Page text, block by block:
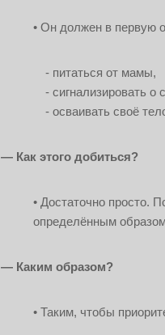
Он должен в первую
- питаться от мамы,
- сигнализировать о
- осваивать своё
— Как этого добиться?
Достаточно просто.
определённым
— Каким образом?
Таким, чтобы